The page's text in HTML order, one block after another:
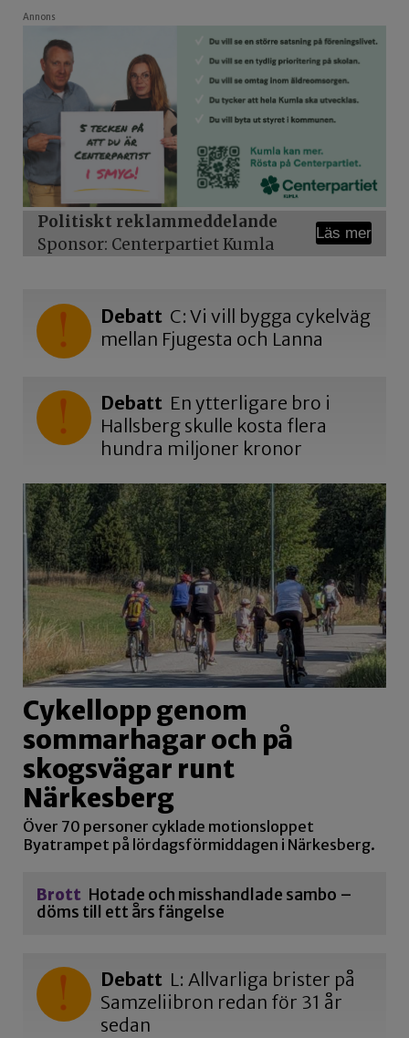
Annons
Politiskt reklammeddelande
Sponsor: Centerpartiet Kumla
Läs mer
Debatt C: Vi vill bygga cykelväg
mellan Fjugesta och Lanna
Debatt En ytterligare bro i
Hallsberg skulle kosta flera
hundra miljoner kronor
Cykellopp genom
sommarhagar och på
skogsvägar runt
Närkesberg
Över 70 personer cyklade motionsloppet
Byatrampet på lördagsförmiddagen i Närkesberg.
Brott Hotade och misshandlade sambo –
döms till ett års fängelse
Debatt L: Allvarliga brister på
Samzeliibron redan för 31 år
sedan